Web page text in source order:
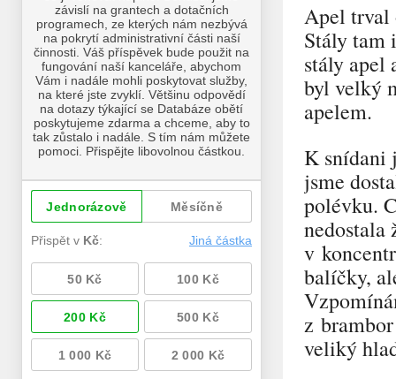
Apel trval
Stály tam
stály apel
byl velký
apelem.
K snídani
jsme
polévku.
nedostala
v
balíčky,
z
veliký